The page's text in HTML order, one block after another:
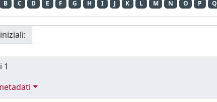
B C D E F G H I J K L M N O P Q
1